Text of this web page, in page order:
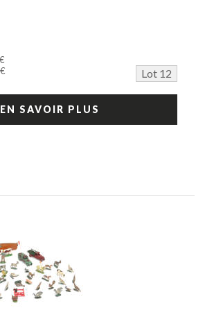
Lot 12
EN SAVOIR PLUS